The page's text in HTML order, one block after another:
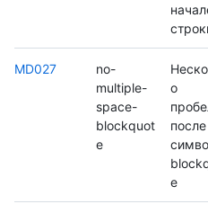
MD027
no-
multiple-
space-
blockquot
e
о
после
e